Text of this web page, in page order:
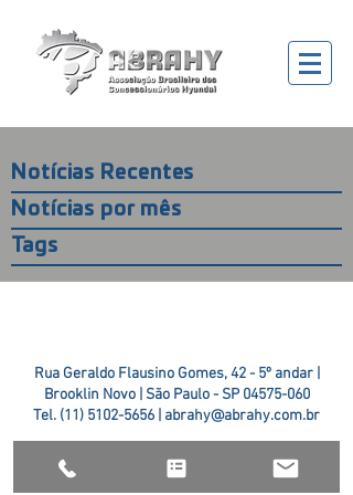
Notícias Recentes
Notícias por mês
Tags
Rua Geraldo Flausino Gomes, 42 - 5º andar |
Brooklin Novo | São Paulo - SP 04575-060
Tel. (11) 5102-5656 abrahy@abrahy.com.br
©2018 ABRAHY. criado pela TR2 Art + Design